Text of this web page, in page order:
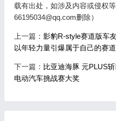
载有出处，如涉及内容或侵权
66195034@qq.com删除）
上一篇： 影豹R-style赛道版车
以年轻力量引爆属于自己的赛道
下一篇： 比亚迪海豚 元PLUS
电动汽车挑战赛大奖